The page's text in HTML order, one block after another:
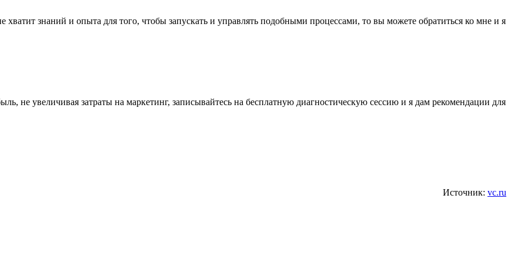
хватит знаний и опыта для того, чтобы запускать и управлять подобными процессами, то вы можете обратиться ко мне и я
не увеличивая затраты на маркетинг, записывайтесь на бесплатную диагностическую сессию и я дам рекомендации для
Источник: vc.ru